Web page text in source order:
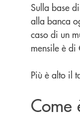
Sulla base
alla banca
caso di un
mensile è di
Più è alto il
Come